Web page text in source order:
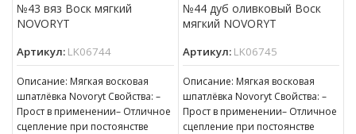
№43 вяз Воск мягкий
NOVORYT
Артикул: LK06744
Описание: Мягкая восковая
шпатлёвка Novoryt Свойства: –
Прост в применении– Отличное
сцепление при постоянстве
№44 дуб оливковый Воск
мягкий NOVORYT
Артикул: LK06745
Описание: Мягкая восковая
шпатлёвка Novoryt Свойства: –
Прост в применении– Отличное
сцепление при постоянстве